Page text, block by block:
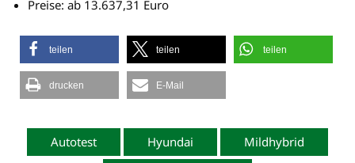
Preise: ab 13.637,31 Euro
teilen teilen teilen
drucken E-Mail
Autotest Hyundai
Mildhybrid